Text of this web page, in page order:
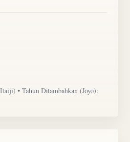
• Tahun Ditambahkan (Jōyō):